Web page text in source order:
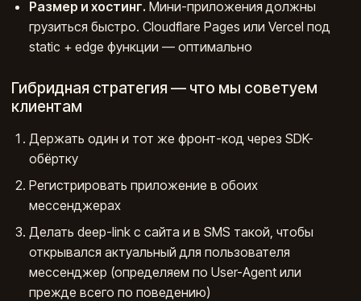
Размер и хостинг. Мини-приложения должны
грузиться быстро. Cloudflare Pages или Vercel под
static + edge функции — оптимально
Гибридная стратегия — что мы советуем
клиентам
Держать один и тот же фронт-код через SDK-
обёртку
Регистрировать приложение в обоих
мессенджерах
Делать deep-link с сайта и в SMS такой, чтобы
открывался актуальный для пользователя
мессенджер (определяем по User-Agent или
прежде всего по поведению)